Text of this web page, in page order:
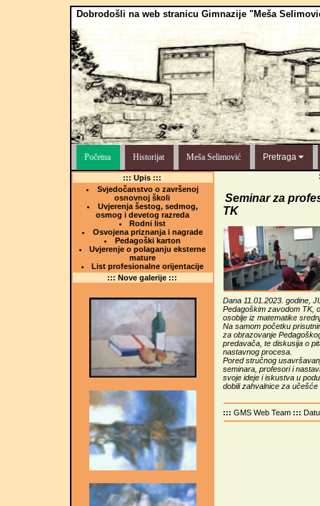
Dobrodošli na web stranicu Gimnazije "Meša
Početna Historijat Meša Selimović Pretraga
::: Upis :::
Svjedočanstvo o završenoj
osnovnoj školi
Uvjerenja šestog, sedmog,
osmog i devetog razreda
Rodni list
Osvojena priznanja i nagrade
Pedagoški karton
Uvjerenje o polaganju eksterne
mature
List profesionalne orijentacije
::: Nove galerije :::
Seminar za
TK
Dana 11.01.2023. godine,
Pedagoškim zavodom TK,
osoblje iz matematike
Na samom početku
za obrazovanje
predavača, te diskusija o
nastavnog procesa.
Pored stručnog
seminara, profesori i
svoje ideje i iskustva u
dobili zahvalnice za
:::GMS Web Team :::